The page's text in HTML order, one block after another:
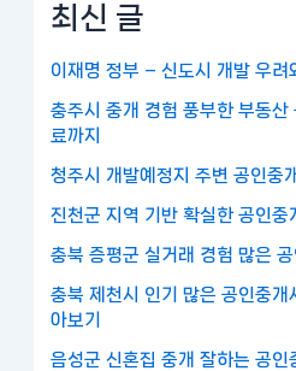
최신 글
이재명 정부 – 신도시 개발 우려
충주시 중개 경험 풍부한 부동산
료까지
청주시 개발예정지 주변 공인중
진천군 지역 기반 확실한 공인중
충북 증평군 실거래 경험 많은
충북 제천시 인기 많은 공인중
아보기
음성군 신혼집 중개 잘하는 공인